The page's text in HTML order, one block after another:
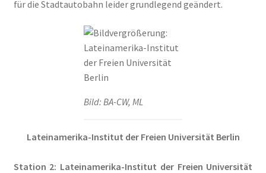
für die Stadtautobahn leider grundlegend geändert.
Bild: BA-CW, ML
Lateinamerika-Institut der Freien Universität Berlin
Station 2: Lateinamerika-Institut der Freien Universität